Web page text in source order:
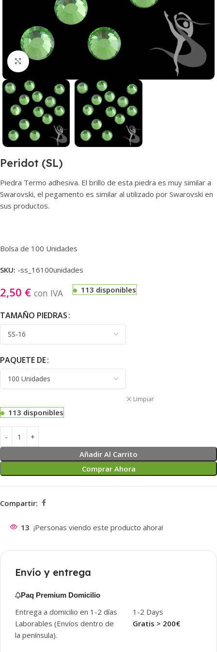
Haga clic para ampliar
Peridot (SL)
Piedra Termo adhesiva. El brillo de esta piedra es muy similar a
Swarovski, el pegamento es similar al utilizado por Swarovski en
sus productos.
Bolsa de 100 Unidades
SKU: -ss_16100unidades
2,50 € con IVA 113 disponibles
TAMAÑO PIEDRAS
PAQUETE DE
Limpiar
113 disponibles
Añadir Al Carrito
Comprar Ahora
Compartir:
13 ¡Personas viendo este producto ahora!
Envío y entrega
Paq Premium Domicilio
Entrega a domicilio en 1-2 días
Laborables (Envíos dentro de
la península).
1-2 Days
Gratis > 200€